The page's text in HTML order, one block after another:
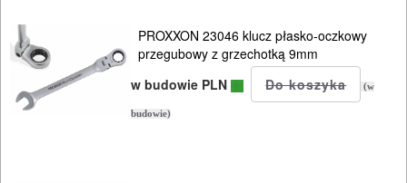
PROSTOWNIKI
OSPRZĘT
PROXXON 23046 klucz płasko-oczkowy
przegubowy z grzechotką 9mm
w budowie PLN
(w
budowie)